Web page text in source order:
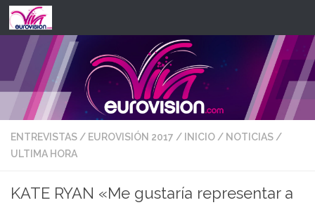
Saltar al contenido
ENTREVISTAS/ EUROVISIÓN 2017 / INICIO/ NOTICIAS/
ULTIMA HORA
KATE RYAN «Me gustaría representar a